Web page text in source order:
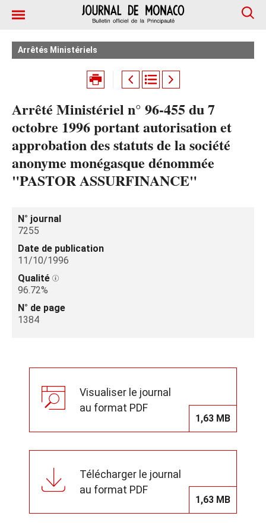
Arrêtés Ministériels
Arrêté Ministériel n° 96-455 du 7
octobre 1996 portant autorisation et
approbation des statuts de la société
anonyme monégasque dénommée
"PASTOR ASSURFINANCE"
N° journal
7255
Date de publication
11/10/1996
Qualité
96.72%
N° de page
1384
Visualiser le journal
au format PDF
1,63 MB
Télécharger le journal
au format PDF
1,63 MB